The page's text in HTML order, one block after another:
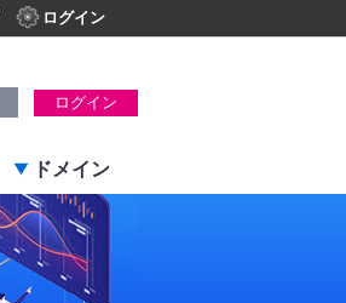
ログイン
ログイン
ドメイン